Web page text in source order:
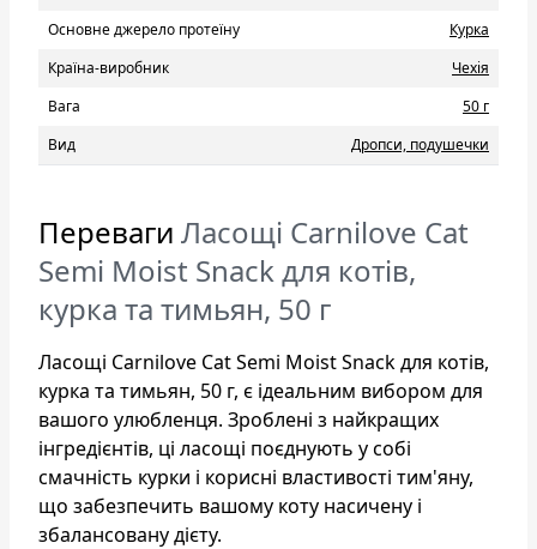
Основне джерело протеїну
Курка
Країна-виробник
Чехія
Вага
50 г
Вид
Дропси, подушечки
Переваги Ласощі Carnilove Cat
Semi Moist Snack для котів,
курка та тимьян, 50 г
Ласощі Carnilove Cat Semi Moist Snack для котів,
курка та тимьян, 50 г, є ідеальним вибором для
вашого улюбленця. Зроблені з найкращих
інгредієнтів, ці ласощі поєднують у собі
смачність курки і корисні властивості тим'яну,
що забезпечить вашому коту насичену і
збалансовану дієту.